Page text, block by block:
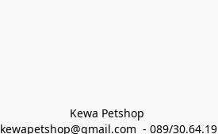
Kewa Petshop
kewapetshop@gmail.com  - 089/30.64.19